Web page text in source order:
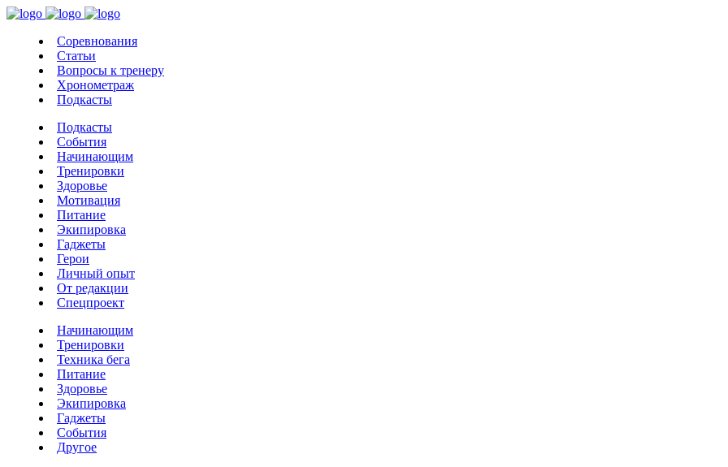
Соревнования
Статьи
Вопросы к тренеру
Хронометраж
Подкасты
Подкасты
События
Начинающим
Тренировки
Здоровье
Мотивация
Питание
Экипировка
Гаджеты
Герои
Личный опыт
От редакции
Спецпроект
Начинающим
Тренировки
Техника бега
Питание
Здоровье
Экипировка
Гаджеты
События
Другое